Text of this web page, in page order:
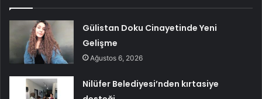
Gülistan Doku Cinayetinde Yeni
Gelişme
Ağustos 6, 2026
Nilüfer Belediyesi’nden kırtasiye